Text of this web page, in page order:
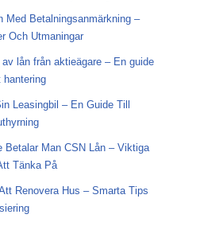
Med Betalningsanmärkning –
Och Utmaningar
av lån från aktieägare – En guide
hantering
Leasingbil – En Guide Till
Betalar Man CSN Lån – Viktiga
Tänka På
Renovera Hus – Smarta Tips